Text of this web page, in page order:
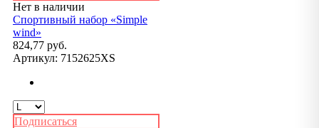
Нет в наличии
Спортивный набор «Simple
wind»
824,77 руб.
Артикул: 7152625XS
Подписаться